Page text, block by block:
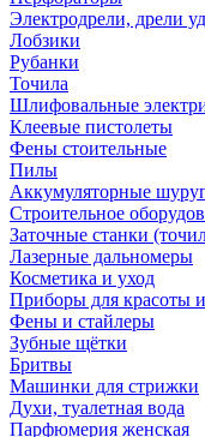
Электродрели, дрели
Лобзики
Рубанки
Точила
Шлифовальные
Клеевые пистолеты
Фены стоительные
Пилы
Аккумуляторные
Строительное
Заточные станки
Лазерные дальномеры
Косметика и уход
Приборы для красоты и
Фены и стайлеры
Зубные щётки
Бритвы
Машинки для стрижки
Духи, туалетная вода
Парфюмерия женская